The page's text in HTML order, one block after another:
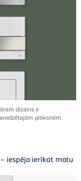
dizains ir
plāksnēm.
iespēja ierīkot matu